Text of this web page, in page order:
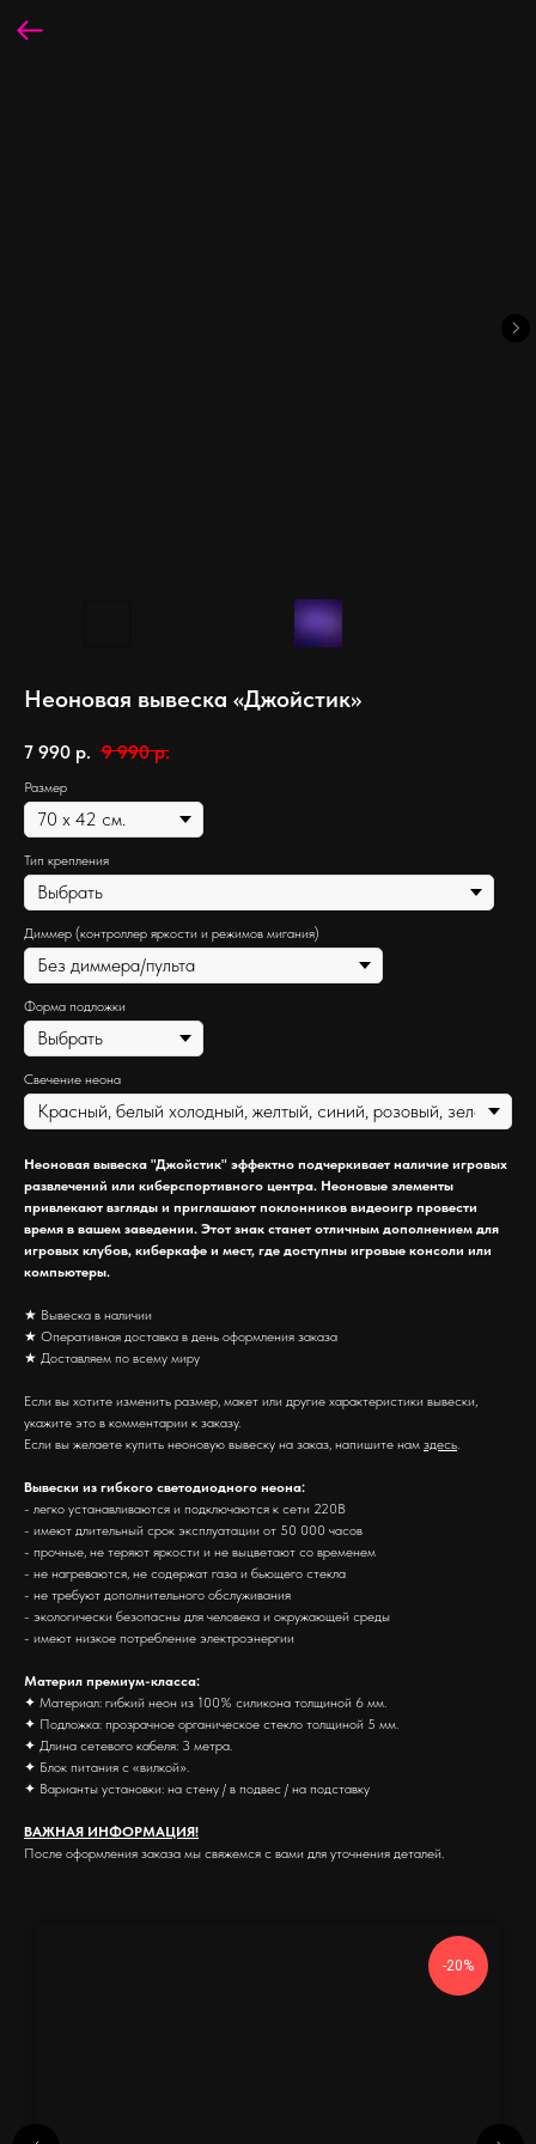
Неоновая вывеска «Джойстик»
7 990 р. 9 990 р.
Размер
Тип крепления
Диммер (контроллер яркости и режимов мигания)
Форма подложки
Свечение неона
Неоновая вывеска "Джойстик" эффектно подчеркивает наличие игровых
развлечений или киберспортивного центра. Неоновые элементы
привлекают взгляды и приглашают поклонников видеоигр провести
время в вашем заведении. Этот знак станет отличным дополнением для
игровых клубов, киберкафе и мест, где доступны игровые консоли или
компьютеры.
★ Вывеска в наличии
★ Оперативная доставка в день оформления заказа
★ Доставляем по всему миру
Если вы хотите изменить размер, макет или другие характеристики вывески,
укажите это в комментарии к заказу.
Если вы желаете купить неоновую вывеску на заказ, напишите нам здесь.
Вывески из гибкого светодиодного неона:
- легко устанавливаются и подключаются к сети 220В
- имеют длительный срок эксплуатации от 50 000 часов
- прочные, не теряют яркости и не выцветают со временем
- не нагреваются, не содержат газа и бьющего стекла
- не требуют дополнительного обслуживания
- экологически безопасны для человека и окружающей среды
- имеют низкое потребление электроэнергии
Материл премиум-класса:
✦ Материал: гибкий неон из 100% силикона толщиной 6 мм.
✦ Подложка: прозрачное органическое стекло толщиной 5 мм.
✦ Длина сетевого кабеля: 3 метра.
✦ Блок питания с «вилкой».
✦ Варианты установки: на стену / в подвес / на подставку
ВАЖНАЯ ИНФОРМАЦИЯ!
После оформления заказа мы свяжемся с вами для уточнения деталей.
-20%